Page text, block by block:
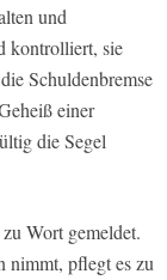
und
kontrolliert, sie
Schuldenbremse
einer
die Segel
Wort gemeldet.
nimmt, pflegt es zu